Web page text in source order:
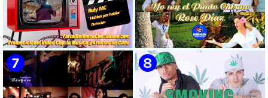
🟡 Grupo Compay Segundo ||
¨Con La Magia de Compay¨ ||
Música popular tradicional
cubana || Videoclip || CUBA
🟡 El Taiger & El Happy ||
¨Habla Matador¨ || Videoclip
Animado || Director: Arí Bayolo
|| Música Urbana Cubana ||
CUBA